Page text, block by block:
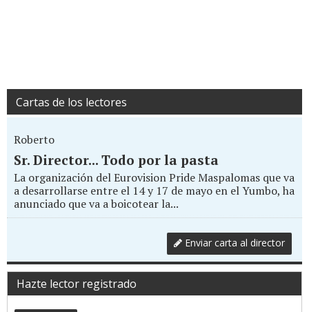
Cartas de los lectores
Roberto
Sr. Director... Todo por la pasta
La organización del Eurovision Pride Maspalomas que va
a desarrollarse entre el 14 y 17 de mayo en el Yumbo, ha
anunciado que va a boicotear la...
Enviar carta al director
Hazte lector registrado